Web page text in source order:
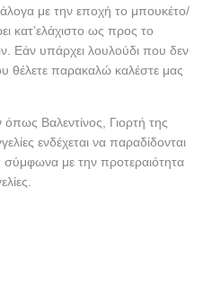
με την εποχή το μπουκέτο/
κατ’ελάχιστο ως προς το
Εάν υπάρχει λουλούδι που δεν
θέλετε παρακαλώ καλέστε μας
Βαλεντίνος, Γιορτή της
ενδέχεται να παραδίδονται
σύμφωνα με την προτεραιότητα